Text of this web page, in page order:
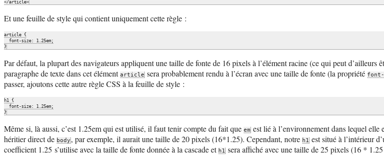
Et une feuille de style qui contient uniquement cette règle :
article {
  font-size: 1.25em;
Par défaut, la plupart des navigateurs appliquent une taille de fonte de 16 pixels à l’élément racine (ce qui peut d’ailleurs
paragraphe de texte dans cet élément article sera probablement rendu à l’écran avec une taille de fonte (la propriété
passer, ajoutons cette autre règle CSS à la feuille de style :
h1 {
  font-size: 1.25em;
Même si, là aussi, c’est 1.25em qui est utilisé, il faut tenir compte du fait que em est lié à l’environnement dans lequel
héritier direct de body , par exemple, il aurait une taille de 20 pixels (16*1.25). Cependant, notre h1 est situé à l’intérieur
coefficient 1.25 s’utilise avec la taille de fonte donnée à la cascade et h1
sera affiché avec une taille de 25 pixels (16 *